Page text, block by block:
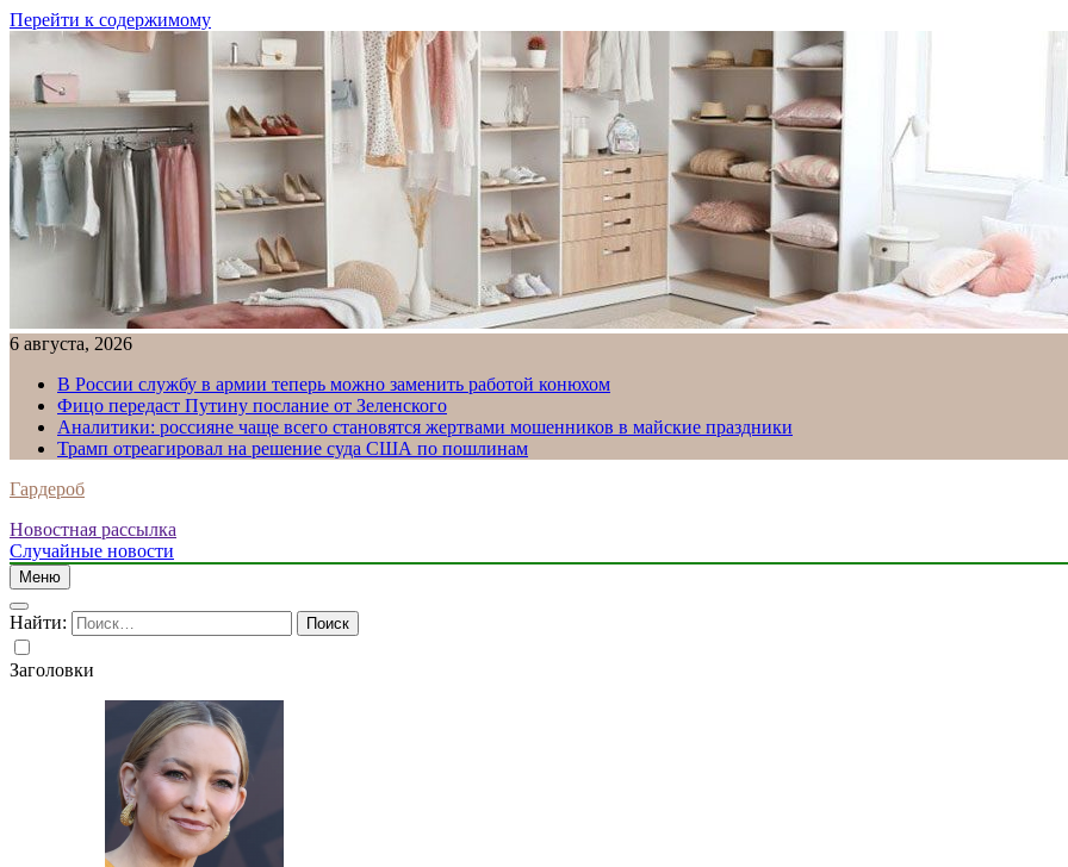
Перейти к содержимому
6 августа, 2026
В России службу в армии теперь можно заменить работой конюхом
Фицо передаст Путину послание от Зеленского
Аналитики: россияне чаще всего становятся жертвами мошенников в майские праздники
Трамп отреагировал на решение суда США по пошлинам
Гардероб
Новостная рассылка
Случайные новости
Меню
Найти:
Заголовки